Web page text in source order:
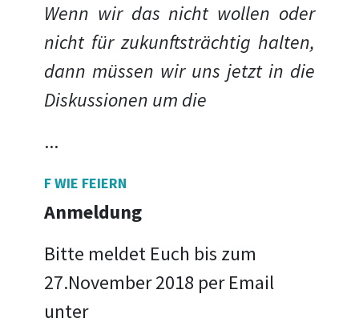
Wenn wir das nicht wollen oder
nicht für zukunftsträchtig halten,
dann müssen wir uns jetzt in die
Diskussionen um die
...
F WIE FEIERN
Anmeldung
Bitte meldet Euch bis zum
27.November 2018 per Email
unter